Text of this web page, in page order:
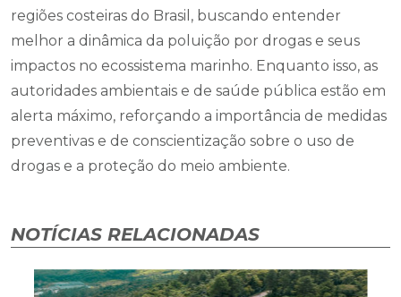
regiões costeiras do Brasil, buscando entender
melhor a dinâmica da poluição por drogas e seus
impactos no ecossistema marinho. Enquanto isso, as
autoridades ambientais e de saúde pública estão em
alerta máximo, reforçando a importância de medidas
preventivas e de conscientização sobre o uso de
drogas e a proteção do meio ambiente.
NOTÍCIAS RELACIONADAS